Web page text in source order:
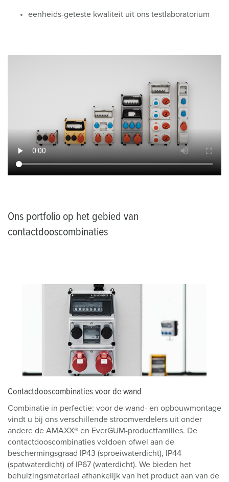
eenheids-geteste kwaliteit uit ons testlaboratorium
Ons portfolio op het gebied van
contactdooscombinaties
Contactdooscombinaties voor de wand
Combinatie in perfectie: voor de wand- en opbouwmontage
vindt u bij ons verschillende stroomverdelers uit onder
andere de AMAXX® en EverGUM-productfamilies. De
contactdooscombinaties voldoen ofwel aan de
beschermingsgraad IP43 (sproeiwaterdicht), IP44
(spatwaterdicht) of IP67 (waterdicht). We bieden het
behuizingsmateriaal afhankelijk van het product aan van de